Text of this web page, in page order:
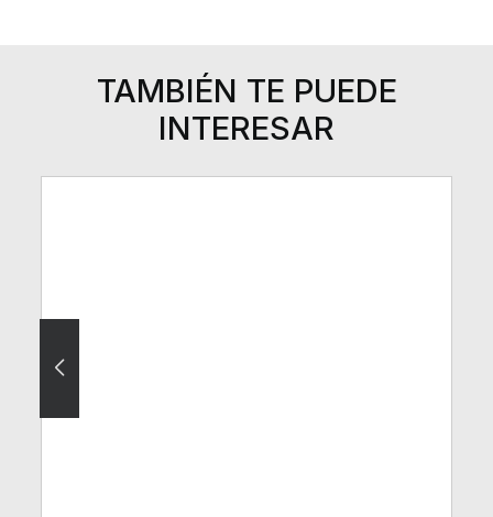
TAMBIÉN TE PUEDE
INTERESAR